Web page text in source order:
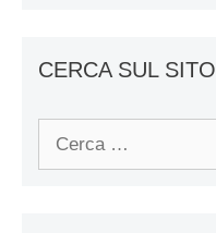
CERCA SUL SITO
Ricerca